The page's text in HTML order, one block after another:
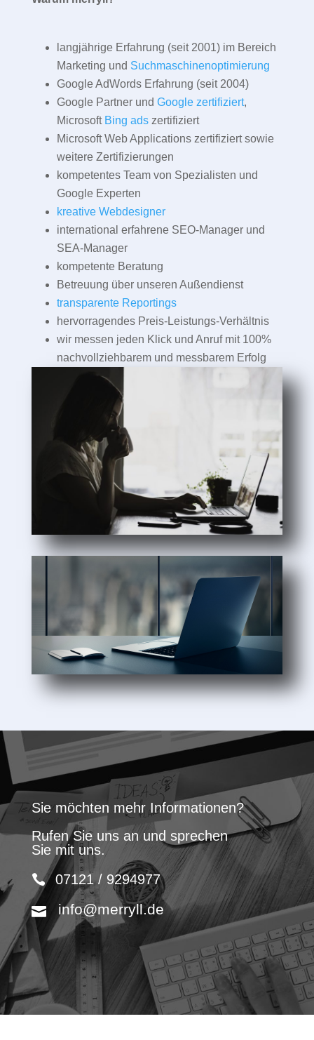
langjährige Erfahrung (seit 2001) im Bereich
Marketing und Suchmaschinenoptimierung
Google AdWords Erfahrung (seit 2004)
Google Partner und Google zertifiziert,
Microsoft Bing adszertifiziert
Microsoft Web Applications zertifiziert sowie
weitere Zertifizierungen
kompetentes Team von Spezialisten und
Google Experten
kreative Webdesigner
international erfahrene SEO-Manager und
SEA-Manager
kompetente Beratung
Betreuung über unseren Außendienst
transparente Reportings
hervorragendes Preis-Leistungs-Verhältnis
wir messen jeden Klick und Anruf mit 100%
nachvollziehbarem und messbarem Erfolg
Sie möchten mehr Informationen?
Rufen Sie uns an und sprechen
Sie mit uns.
07121 / 9294977
info@merryll.de